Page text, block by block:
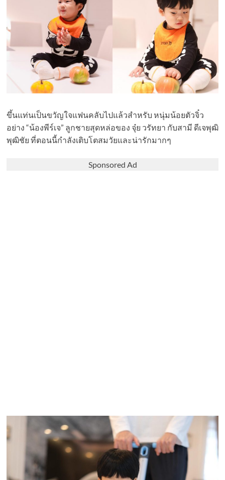
ขึ้นแท่นเป็นขวัญใจแฟนคลับไปแล้วสำหรับ หนุ่มน้อยตัวจิ๋ว
อย่าง “น้องพีร์เจ” ลูกชายสุดหล่อของ จุ๋ย วรัทยา กับสามี ดีเจพุฒิ
พุฒิชัย ที่ตอนนี้กำลังเติบโตสมวัยและน่ารักมากๆ
Sponsored Ad